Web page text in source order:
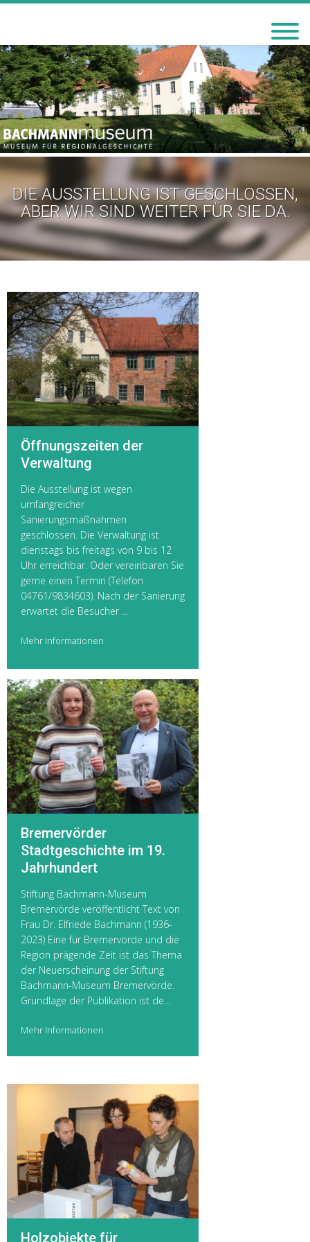
BREMERVÖRDE
DIE AUSSTELLUNG IST GESCHLOSSEN,
ABER WIR SIND WEITER FÜR SIE DA.
Öffnungszeiten der
Verwaltung
Die Ausstellung ist wegen
umfangreicher
Sanierungsmaßnahmen
geschlossen. Die Verwaltung ist
dienstags bis freitags von 9 bis 12
Uhr erreichbar. Oder vereinbaren Sie
gerne einen Termin (Telefon
04761/9834603). Nach der Sanierung
erwartet die Besucher ...
Mehr Informationen
Bremervörder
Stadtgeschichte im 19.
Jahrhundert
Stiftung Bachmann-Museum
Bremervörde veröffentlicht Text von
Frau Dr. Elfriede Bachmann (1936-
2023) Eine für Bremervörde und die
Region prägende Zeit ist das Thema
der Neuerscheinung der Stiftung
Bachmann-Museum Bremervörde.
Grundlage der Publikation ist de...
Mehr Informationen
Holzobjekte für